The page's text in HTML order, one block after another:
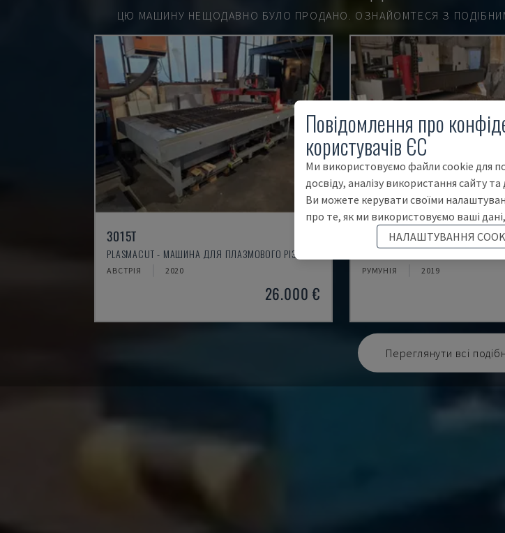
ЦЮ МАШИНУ НЕЩОДАВНО БУЛО ПРОДАНО. ОЗНАЙОМТЕСЯ З
3015T
PLASMACUT - МАШИНА ДЛЯ ПЛАЗМОВОГО РІЗАННЯ
АВСТРІЯ 2020
26.000 €
BPS 2004
РУМУНІЯ 2019
Переглянути всі
Повідомлення про
користувачів ЄС
Ми використовуємо файли cookie для
досвіду, аналізу використання сайту
Ви можете керувати своїми
про те, як ми використовуємо ваші
НАЛАШТУВАННЯ